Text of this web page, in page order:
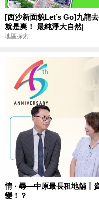
[西沙新面貌Let’s Go]九龍
就是爽！ 最純淨大自然|
地區探索
情 · 尋—中原最長租地舖丨
變！？